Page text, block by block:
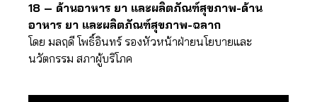
18 – ด้านอาหาร ยา และผลิตภัณฑ์สุขภาพ-ด้าน
อาหาร ยา และผลิตภัณฑ์สุขภาพ-ฉลาก
โดย มลฤดี โพธิ์อินทร์ รองหัวหน้าฝ่ายนโยบายและ
นวัตกรรม สภาผู้บริโภค